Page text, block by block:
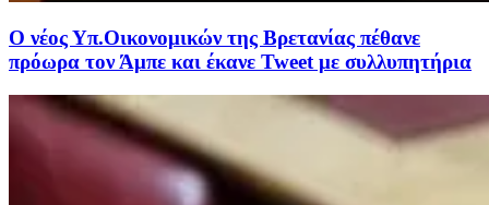
Ο νέος Υπ.Οικονομικών της Βρετανίας πέθανε
πρόωρα τον Άμπε και έκανε Tweet με συλλυπητήρια